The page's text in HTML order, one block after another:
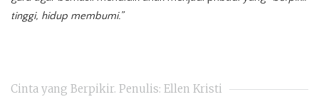
tinggi, hidup membumi.”
Cinta yang Berpikir. Penulis: Ellen Kristi